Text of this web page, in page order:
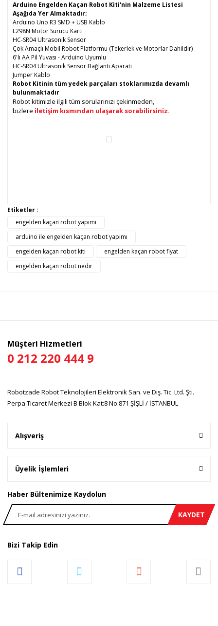
Arduino Engelden Kaçan Robot Kiti'nin Malzeme Listesi
Aşağıda Yer Almaktadır;
Arduino Uno R3 SMD + USB Kablo
L298N Motor Sürücü Kartı
HC-SR04 Ultrasonik Sensör
Çok Amaçlı Mobil Robot Platformu (Tekerlek ve Motorlar Dahildir)
6'lı AA Pil Yuvası - Arduino Uyumlu
HC-SR04 Ultrasonik Sensör Bağlantı Aparatı
Jumper Kablo
Robot Kitinin tüm yedek parçaları stoklarımızda devamlı
bulunmaktadır
Robot kitimizle ilgili tüm sorularınızı çekinmeden,
bizlere iletişim kısmından ulaşarak sorabilirsiniz.
Yorum Yaz
Bu ürünün fiyat bilgisi, resim, ürün açıklamalarında ve diğer
konularda yetersiz gördüğünüz noktaları öneri formunu
kullanarak tarafımıza iletebilirsiniz.
Görüş ve önerileriniz için teşekkür ederiz.
Etiketler :
engelden kaçan robot yapımı
arduino ile engelden kaçan robot yapımı
engelden kaçan robot kiti
engelden kaçan robot fiyat
engelden kaçan robot nedir
Müşteri Hizmetleri
0 212 220 444 9
Robotzade Robot Teknolojileri Elektronik San. ve Dış. Tic. Ltd. Şti.
Perpa Ticaret Merkezi B Blok Kat:8 No:871 ŞİŞLİ / İSTANBUL
Alışveriş
Üyelik İşlemleri
Haber Bültenimize Kaydolun
KAYDET
Bizi Takip Edin